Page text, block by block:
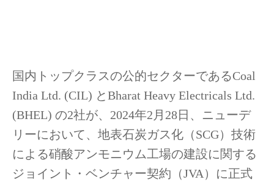
国内トップクラスの公的セクターであるCoal
India Ltd. (CIL) とBharat Heavy Electricals Ltd.
(BHEL) の2社が、2024年2月28日、ニューデ
リーにおいて、地表石炭ガス化（SCG）技術
による硝酸アンモニウム工場の建設に関する
ジョイント・ベンチャー契約（JVA）に正式